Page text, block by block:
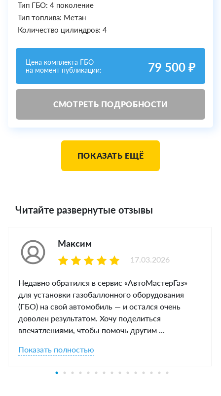
Тип ГБО: 4 поколение
Тип топлива: Метан
Количество цилиндров: 4
Цена комплекта ГБО
на момент публикации:
79 500 ₽
СМОТРЕТЬ ПОДРОБНОСТИ
ПОКАЗАТЬ ЕЩЁ
Читайте развернутые отзывы
Максим
Недавно обратился в сервис «АвтоМастерГаз»
для установки газобаллонного оборудования
(ГБО) на свой автомобиль — и остался очень
доволен результатом. Хочу поделиться
впечатлениями, чтобы помочь другим ...
Показать полностью
17.03.2026